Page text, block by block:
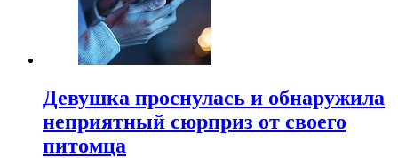
Девушка проснулась и обнаружила
неприятный сюрприз от своего
питомца